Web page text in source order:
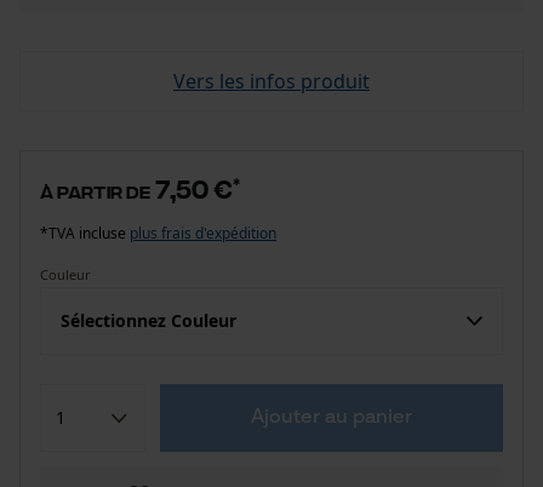
Vers les infos produit
à partir de 7,50 €*
*TVA incluse plus frais d'expédition
Couleur
Sélectionnez Couleur
Ajouter au panier